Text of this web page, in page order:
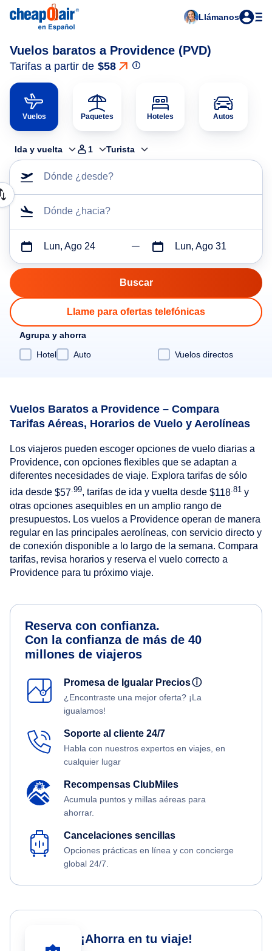
Llámanos
Vuelos baratos a Providence (PVD)
Tarifas a partir de $58
Vuelos Paquetes Hoteles Autos
Ida y vuelta 1 Turista
Dónde ¿desde?
Dónde ¿hacia?
Lun, Ago 24 Lun, Ago 31
Llame para ofertas telefónicas
Agrupa y ahorra
Hotel
Auto Vuelos directos
Vuelos Baratos a Providence – Compara
Tarifas Aéreas, Horarios de Vuelo y Aerolíneas
Los viajeros pueden escoger opciones de vuelo diarias a
Providence, con opciones flexibles que se adaptan a
diferentes necesidades de viaje. Explora tarifas de sólo
ida desde $57 .99, tarifas de ida y vuelta desde $118 .81 y
otras opciones asequibles en un amplio rango de
presupuestos. Los vuelos a Providence operan de manera
regular en las principales aerolíneas, con servicio directo y
de conexión disponible a lo largo de la semana. Compara
tarifas, revisa horarios y reserva el vuelo correcto a
Providence para tu próximo viaje.
Reserva con confianza.
Con la confianza de más de 40
millones de viajeros
Promesa de Igualar Preciosⓘ
¿Encontraste una mejor oferta? ¡La
igualamos!
Soporte al cliente 24/7
Habla con nuestros expertos en viajes, en
cualquier lugar
Recompensas ClubMiles
Acumula puntos y millas aéreas para
ahorrar.
Cancelaciones sencillas
Opciones prácticas en línea y con concierge
global 24/7.
¡Ahorra en tu viaje!